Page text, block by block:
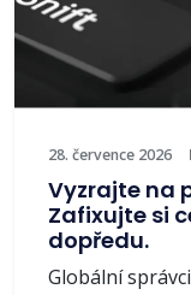
28. července 2026
Vyzrajte na
Zafixujte si
dopředu.
Globální